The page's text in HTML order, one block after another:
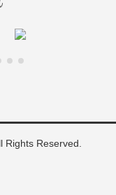
Rights Reserved.